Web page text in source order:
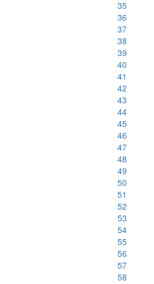
35
36
37
38
39
40
41
42
43
44
45
46
47
48
49
50
51
52
53
54
55
56
57
58